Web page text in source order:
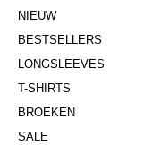
NIEUW
BESTSELLERS
LONGSLEEVES
T-SHIRTS
BROEKEN
SALE